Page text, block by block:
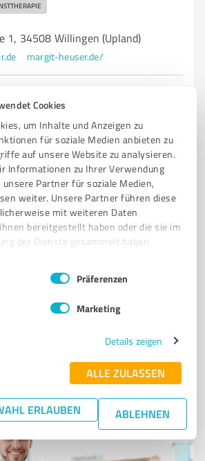
Cookies
um Inhalte und Anzeigen zu
für soziale Medien anbieten zu
auf unsere Website zu analysieren.
Informationen zu Ihrer Verwendung
Partner für soziale Medien,
weiter. Unsere Partner führen diese
mit weiteren Daten
bereitgestellt haben oder die sie im
der Dienste gesammelt haben.
Präferenzen
Marketing
Details zeigen
ALLE ZULASSEN
ERLAUBEN ABLEHNEN
1, 34508 Willingen (Upland)
margit-heuser.de/
(1 Quelle)
Gesundheit
FRAUENGRUPPE FÜR MEHR POSITIVITÄT
Braunshausen